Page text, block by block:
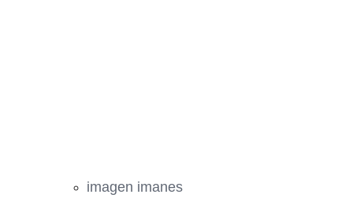
imagen imanes